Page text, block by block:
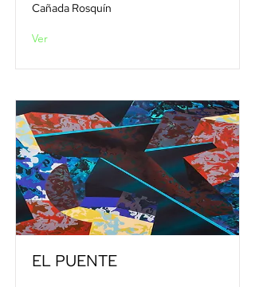
Cañada Rosquín
Ver
EL PUENTE